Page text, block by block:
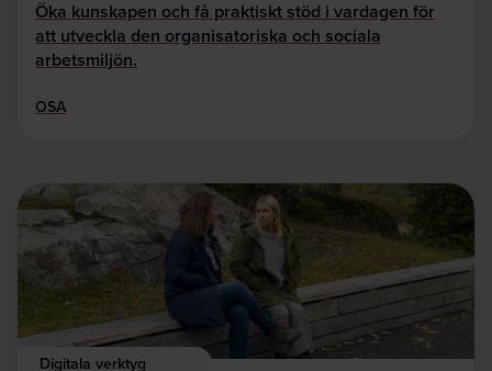
Öka kunskapen och få praktiskt stöd i vardagen för
att utveckla den organisatoriska och sociala
arbetsmiljön.
OSA
Digitala verktyg